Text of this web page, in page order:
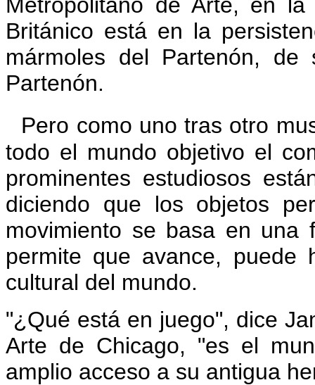
Británico está en la
mármoles del Partenón,
Partenón.
Pero como uno tras otro
todo el mundo objetivo el
prominentes estudiosos
diciendo que los objetos
movimiento se basa en
permite que avance,
cultural del mundo.
"¿Qué está en juego", dice
Arte de Chicago, "es el
amplio acceso a su antigua